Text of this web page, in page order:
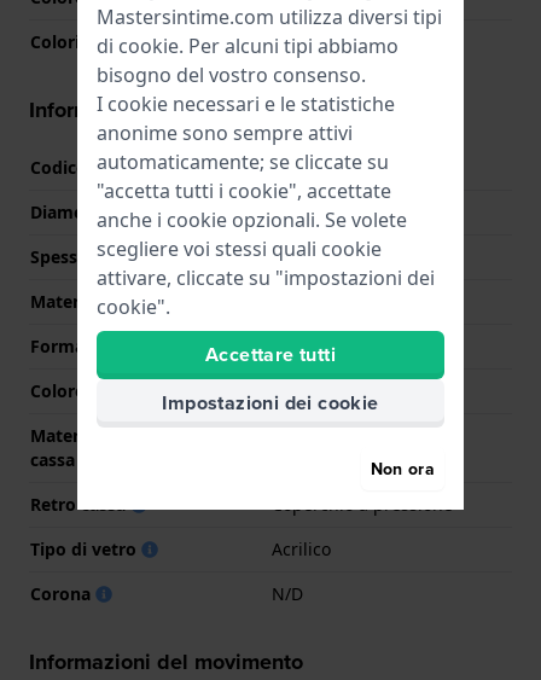
Colori lancette (h,m,s)
Oro, Oro
Informazioni della cassa
Codice cassa
AQ-230
Diametro
29.8 mm
Spessore della cassa
8.1 mm
Materiale cassa
Forma della cassa
Rettangolare
Colore della cassa
Oro
Materiale del retro della
cassa
Retro cassa
Coperchio a pressione
Tipo di vetro
Acrilico
Corona
N/D
Informazioni del movimento
Mastersintime.com utilizza diversi tipi
di cookie. Per alcuni tipi abbiamo
bisogno del vostro consenso.
I cookie necessari e le statistiche
anonime sono sempre attivi
automaticamente; se cliccate su
"accetta tutti i cookie", accettate
anche i cookie opzionali. Se volete
scegliere voi stessi quali cookie
attivare, cliccate su "impostazioni dei
cookie".
Accettare tutti
Impostazioni dei cookie
Non ora